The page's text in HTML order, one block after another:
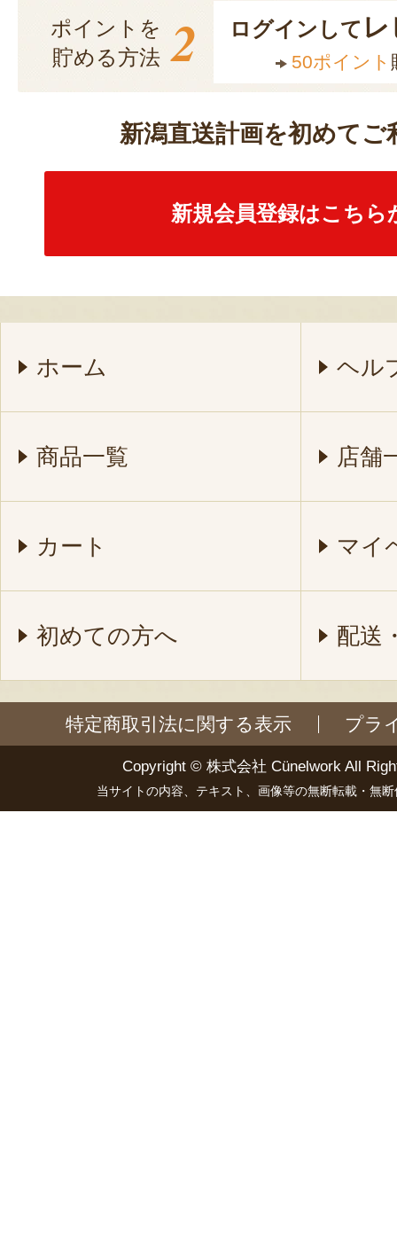
ポイントを
貯める方法 2 ログインして
50ポイント
新潟直送計画を初めてご
新規会員登録はこちら
ホーム ヘル
商品一覧 店舗
カート マイ
初めての方へ 配送
特定商取引法に関する表示 プラ
Copyright © 株式会社 Cünelwork All
当サイトの内容、テキスト、画像等の無断転載・無